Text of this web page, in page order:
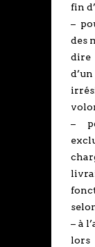
fin
–
des
dire
–
– à
lors